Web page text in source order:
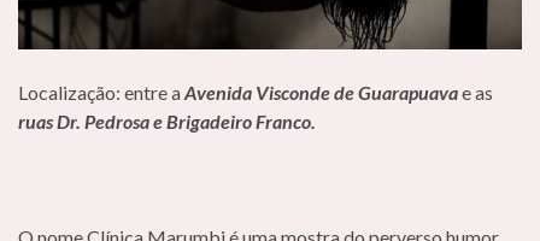
Localização: entre aAvenida Visconde deGuarapuavae as
ruas Dr. Pedrosa e Brigadeiro Franco.
O nome Clínica Marumbi é uma mostra do perverso humor